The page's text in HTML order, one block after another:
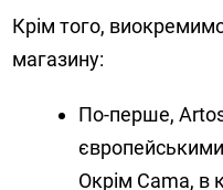
Крім того, виокремимо
магазину:
По-перше,
Окрім Cama, в